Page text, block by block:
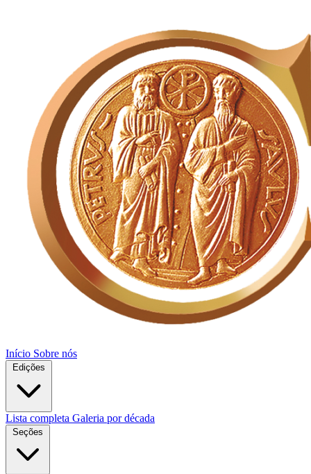
Início Sobre nós
Edições
Lista completa Galeria por década
Seções